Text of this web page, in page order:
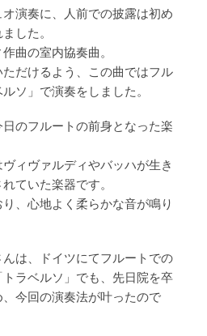
演奏に、人前での披露は初め
した。
曲の室内協奏曲。
だけるよう、この曲ではフル
ソ」で演奏をしました。
日のフルートの前身となった楽
ィヴァルディやバッハが生き
ていた楽器です。
、心地よく柔らかな音が鳴り
は、ドイツにてフルートでの
ラベルソ」でも、先日院を卒
今回の演奏法が叶ったので